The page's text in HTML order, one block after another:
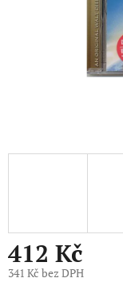
412 Kč
341 Kč bez DPH